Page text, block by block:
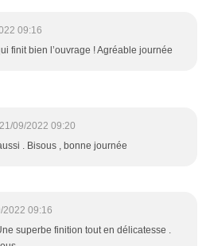
09:16
finit bien l’ouvrage ! Agréable journée
21/09/2022 09:20
. Bisous , bonne journée
2022 09:16
superbe finition tout en délicatesse .